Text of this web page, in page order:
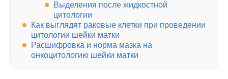
Выделения после жидкостной
цитологии
Как выглядят раковые клетки при проведении
цитологии шейки матки
Расшифровка и норма мазка на
онкоцитологию шейки матки